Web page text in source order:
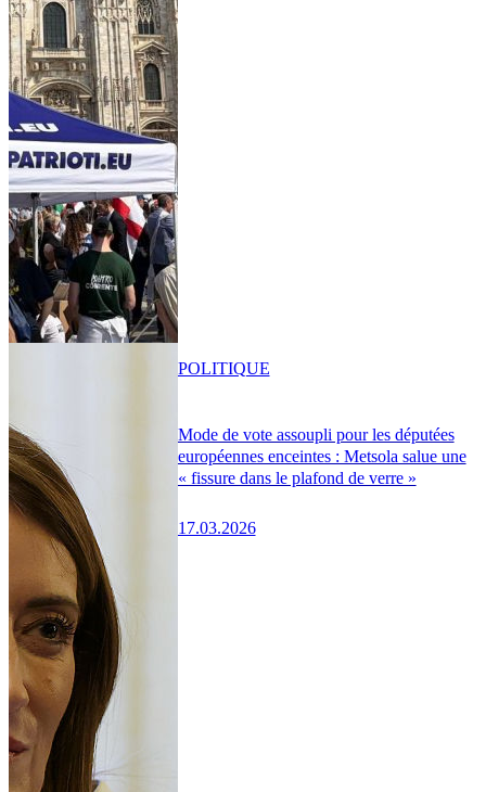
Mode de vote assoupli pour les députées
européennes enceintes : Metsola salue une
« fissure dans le plafond de verre »
17.03.2026
POLITIQUE